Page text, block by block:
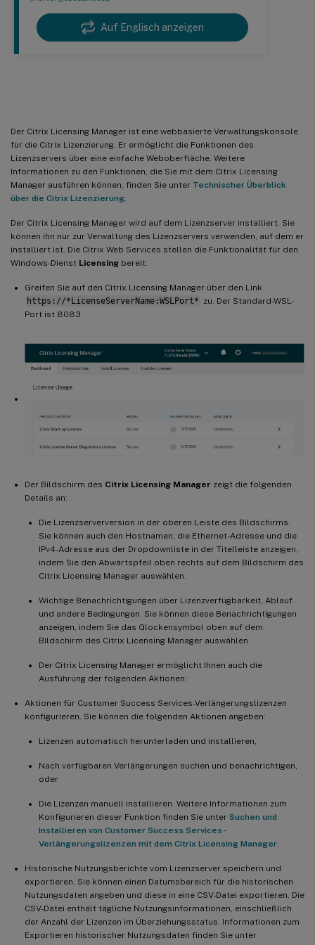
Auf Englisch anzeigen
Der Citrix Licensing Manager ist eine webbasierte Verwaltungskonsole
für die Citrix Lizenzierung. Er ermöglicht die Funktionen des
Lizenzservers über eine einfache Weboberfläche. Weitere
Informationen zu den Funktionen, die Sie mit dem Citrix Licensing
Manager ausführen können, finden Sie unter Technischer Überblick
über die Citrix Lizenzierung
Der Citrix Licensing Manager wird auf dem Lizenzserver installiert. Sie
können ihn nur zur Verwaltung des Lizenzservers verwenden, auf dem er
installiert ist. Die Citrix Web Services stellen die Funktionalität für den
Windows-Dienst Licensing bereit.
Greifen Sie auf den Citrix Licensing Manager über den Link
https://*LicenseServerName:WSLPort* zu. Der Standard-WSL-
Port ist 8083.
Der Bildschirm des Citrix Licensing Manager zeigt die folgenden
Details an:
Die Lizenzserverversion in der oberen Leiste des Bildschirms.
Sie können auch den Hostnamen, die Ethernet-Adresse und die
IPv4-Adresse aus der Dropdownliste in der Titelleiste anzeigen,
indem Sie den Abwärtspfeil oben rechts auf dem Bildschirm des
Citrix Licensing Manager auswählen.
Wichtige Benachrichtigungen über Lizenzverfügbarkeit, Ablauf
und andere Bedingungen. Sie können diese Benachrichtigungen
anzeigen, indem Sie das Glockensymbol oben auf dem
Bildschirm des Citrix Licensing Manager auswählen.
Der Citrix Licensing Manager ermöglicht Ihnen auch die
Ausführung der folgenden Aktionen:
Aktionen für Customer Success Services-Verlängerungslizenzen
konfigurieren. Sie können die folgenden Aktionen angeben:
Lizenzen automatisch herunterladen und installieren,
Nach verfügbaren Verlängerungen suchen und benachrichtigen,
oder
Die Lizenzen manuell installieren. Weitere Informationen zum
Konfigurieren dieser Funktion finden Sie unter Suchen und
Installieren von Customer Success Services-
Verlängerungslizenzen mit dem Citrix Licensing Manager.
Historische Nutzungsberichte vom Lizenzserver speichern und
exportieren. Sie können einen Datumsbereich für die historischen
Nutzungsdaten angeben und diese in eine CSV-Datei exportieren. Die
CSV-Datei enthält tägliche Nutzungsinformationen, einschließlich
der Anzahl der Lizenzen im Überziehungsstatus. Informationen zum
Exportieren historischer Nutzungsdaten finden Sie unter